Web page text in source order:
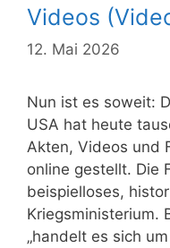
Videos
12. Mai 2026
Nun ist es soweit:
USA hat heute
Akten, Videos und
online gestellt. Die
beispielloses,
Kriegsministerium.
„handelt es sich